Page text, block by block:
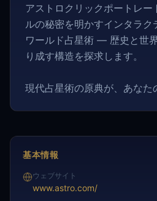
アストロクリックポートレ
ルの秘密を明かすインタラク
ワールド占星術 — 歴史と世
り成す構造を探求します。
現代占星術の原典が、あなた
基本情報
ウェブサイト
www.astro.com/